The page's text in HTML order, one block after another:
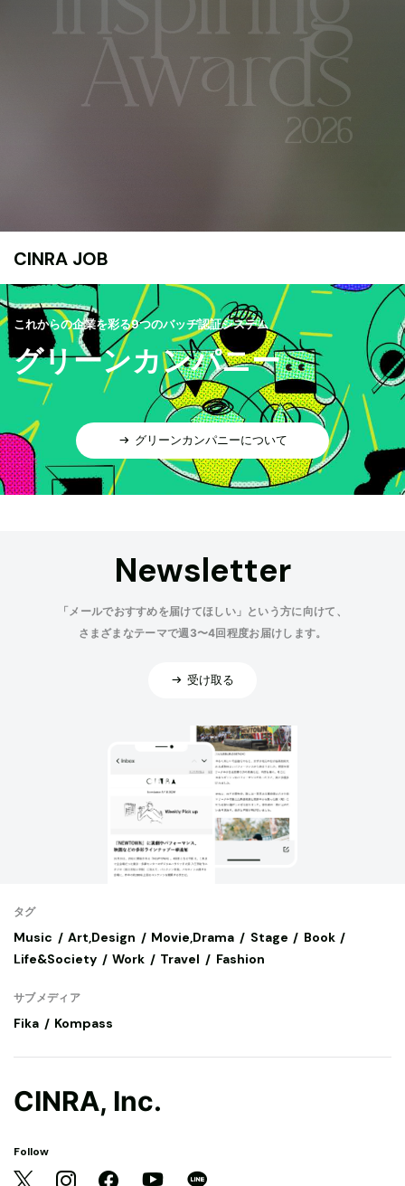
CINRA JOB
これからの企業を彩る9つのバッヂ認証システム
グリーンカンパニー
グリーンカンパニーについて
Newsletter
「メールでおすすめを届けてほしい」という方に向けて、
さまざまなテーマで週3〜4回程度お届けします。
受け取る
タグ
Music Art,Design Movie,Drama Stage
Book
Life&Society
Work Travel Fashion
サブメディア
Fika Kompass
CINRA, Inc.
Follow